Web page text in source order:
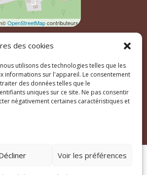
des cookies
utilisons des technologies telles que les
informations sur l'appareil. Le consentement
des données telles que le
uniques sur ce site. Ne pas consentir
négativement certaines caractéristiques et
Voir les préférences
OpenStreetMapcontributeurs